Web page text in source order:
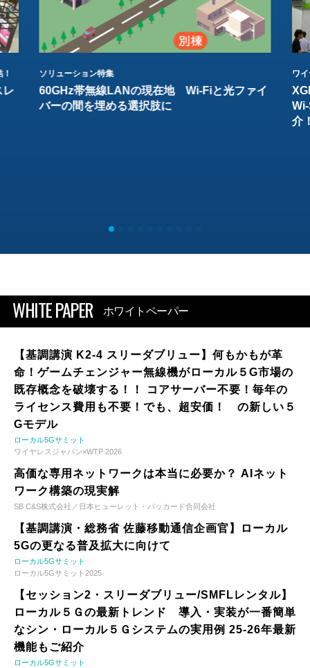
レ
ソリューション特集
60GHz帯無線LANの現在地 Wi-Fiと光ファイ
バーの間を埋める選択肢に
ワ
介
WHITE PAPER ホワイトペーパー
【基調講演 K2-4 スリーダブリュー】何もかもが革
命！ゲームチェンジャー無線機がローカル５G市場の
既存概念を破壊する！！ コアサーバー不要！毎年の
ライセンス費用も不要！でも、超安価！ の新しい５
Gモデル
ローカル5Gサミット
ワイヤレスジャパン×WTP 2026
高価な専用ネットワークは本当に必要か？ AIネット
ワーク構築の現実解
SB C&S株式会社／日本ヒューレット・パッカード合同会社
【基調講演・総務省 佐藤移動通信企画官】ローカル
5Gの更なる普及拡大に向けて
ローカル5Gサミット
ローカル5Gサミット2025
【セッション2・スリーダブリュー/SMFLレンタル】
ローカル５Ｇの最新トレンド 導入・実装が一番簡単
なシン・ローカル５Ｇシステムの実用例 25-26年最新
機能もご紹介
ローカル5Gサミット